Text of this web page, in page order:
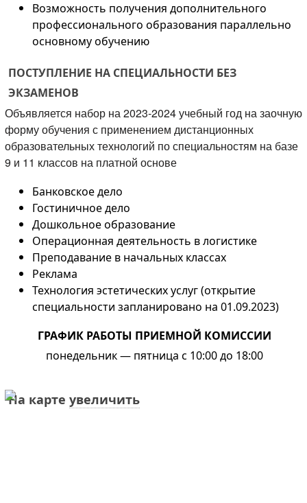
Возможность получения дополнительного
профессионального образования параллельно
основному обучению
ПОСТУПЛЕНИЕ НА СПЕЦИАЛЬНОСТИ БЕЗ
ЭКЗАМЕНОВ
Объявляется набор на 2023-2024 учебный год на заочную
форму обучения с применением дистанционных
образовательных технологий по специальностям на базе
9 и 11 классов на платной основе
Банковское дело
Гостиничное дело
Дошкольное образование
Операционная деятельность в логистике
Преподавание в начальных классах
Реклама
Технология эстетических услуг (открытие
специальности запланировано на 01.09.2023)
ГРАФИК РАБОТЫ ПРИЕМНОЙ КОМИССИИ
понедельник — пятница с 10:00 до 18:00
На карте увеличить